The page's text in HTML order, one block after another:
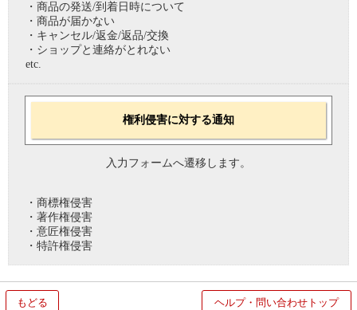
・商品の発送/到着日時について
・商品が届かない
・キャンセル/返金/返品/交換
・ショップと連絡がとれない
etc.
権利侵害に対する通知
入力フォームへ遷移します。
・商標権侵害
・著作権侵害
・意匠権侵害
・特許権侵害
もどる ヘルプ・問い合わせトップ